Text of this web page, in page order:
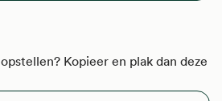
Kopieer en plak dan deze